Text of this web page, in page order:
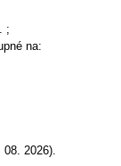
;
na:
2026).